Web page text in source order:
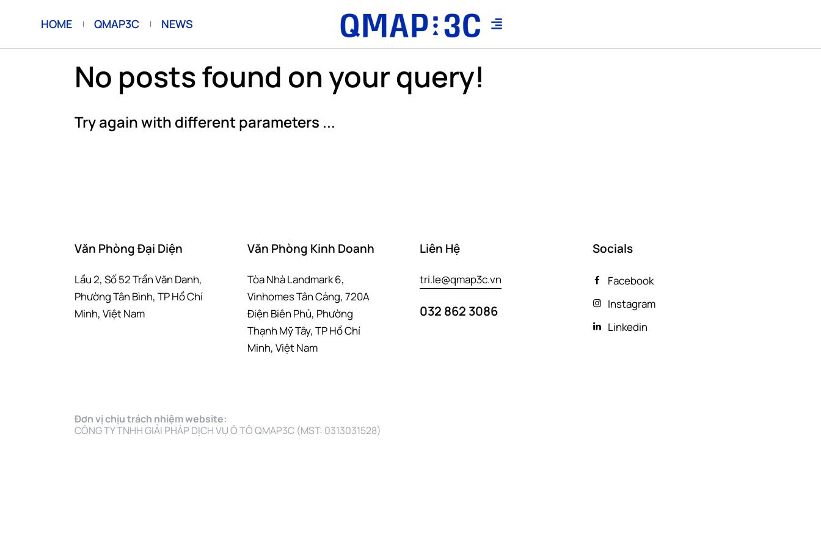
HOME QMAP3C NEWS
No posts found on your query!
Try again with different parameters ...
Văn Phòng Đại Diện
Lầu 2, Số 52 Trần Văn Danh,
Phường Tân Bình, TP Hồ Chí
Minh, Việt Nam
Văn Phòng Kinh Doanh
Tòa Nhà Landmark 6,
Vinhomes Tân Cảng, 720A
Điện Biên Phủ, Phường
Thạnh Mỹ Tây, TP Hồ Chí
Minh, Việt Nam
Liên Hệ
tri.le@qmap3c.vn
032 862 3086
Socials
Facebook
Instagram
Linkedin
Đơn vị chịu trách nhiệm website:
CÔNG TY TNHH GIẢI PHÁP DỊCH VỤ Ô TÔ QMAP3C (MST: 0313031528)